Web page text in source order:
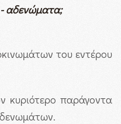
αδενώματα;
του εντέρου
κυριότερο παράγοντα